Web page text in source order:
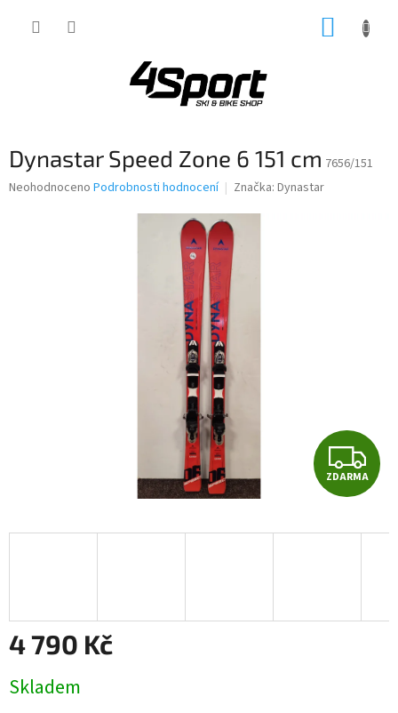
Dynastar Speed Zone 6 151 cm 7656/151
Průměrné
Neohodnoceno Podrobnosti hodnocení Značka: Dynastar
Z
D
A
ZDARMA
4 790 Kč
cena:
Skladem